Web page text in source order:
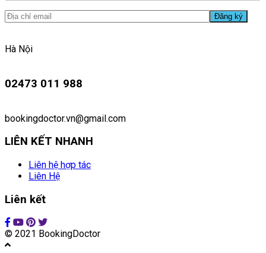
Hà Nội
02473 011 988
bookingdoctor.vn@gmail.com
LIÊN KẾT NHANH
Liên hệ hợp tác
Liên Hệ
Liên kết
© 2021 BookingDoctor